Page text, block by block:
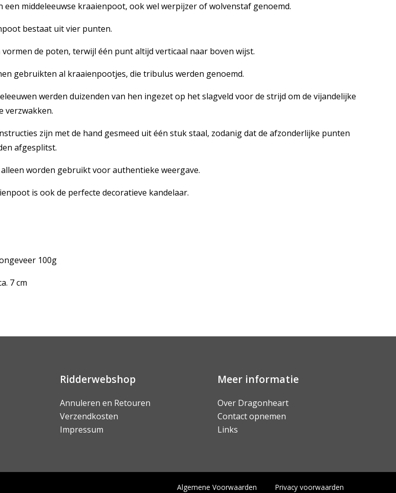
een middeleeuwse kraaienpoot, ook wel werpijzer of wolvenstaf genoemd.
bestaat uit vier punten.
vormen de poten, terwijl één punt altijd verticaal naar boven wijst.
gebruikten al kraaienpootjes, die tribulus werden genoemd.
werden duizenden van hen ingezet op het slagveld voor de strijd om de vijandelijke
verzwakken.
zijn met de hand gesmeed uit één stuk staal, zodanig dat de afzonderlijke punten
afgesplitst.
worden gebruikt voor authentieke weergave.
is ook de perfecte decoratieve kandelaar.
100g
7 cm
Ridderwebshop
Annuleren en Retouren
Verzendkosten
Impressum
Meer informatie
Over Dragonheart
Contact opnemen
Links
Algemene Voorwaarden Privacy voorwaarden